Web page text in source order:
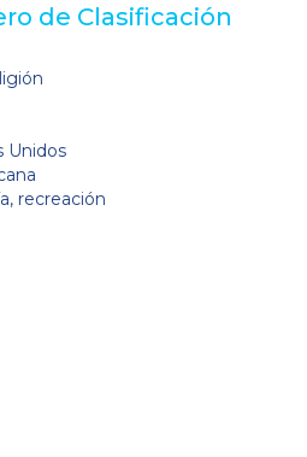
de Clasificación
Unidos
recreación